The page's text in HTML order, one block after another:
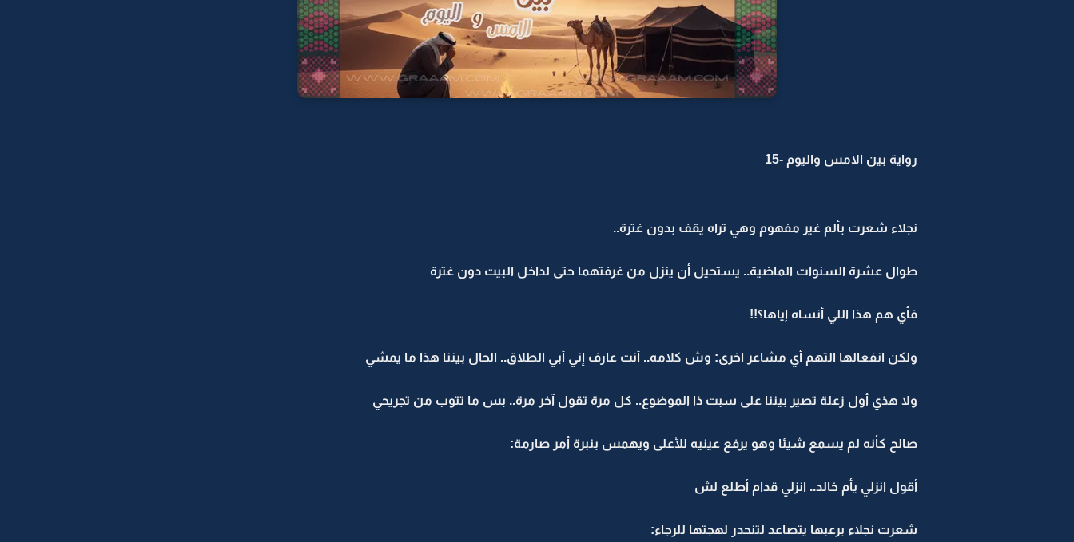
رواية بين الامس واليوم -15
نجلاء شعرت بألم غير مفهوم وهي تراه يقف بدون غترة..
طوال عشرة السنوات الماضية.. يستحيل أن ينزل من غرفتهما حتى لداخل البيت دون غترة
فأي هم هذا اللي أنساه إياها؟!!
ولكن انفعالها التهم أي مشاعر اخرى: وش كلامه.. أنت عارف إني أبي الطلاق.. الحال بيننا هذا ما يمشي
ولا هذي أول زعلة تصير بيننا على سبت ذا الموضوع.. كل مرة تقول آخر مرة.. بس ما تتوب من تجريحي
صالح كأنه لم يسمع شيئا وهو يرفع عينيه للأعلى ويهمس بنبرة أمر صارمة:
أقول انزلي يأم خالد.. انزلي قدام أطلع لش
شعرت نجلاء برعبها يتصاعد لتنحدر لهجتها للرجاء: